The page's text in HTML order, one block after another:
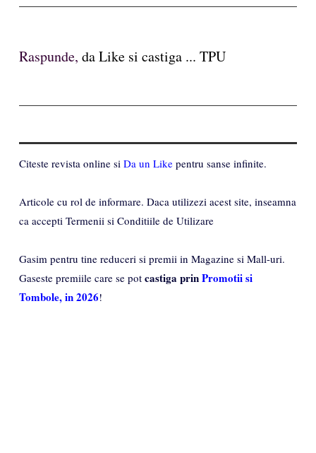
Raspunde, da Like si castiga ... TPU
Citeste revista online si Da un Like pentru sanse infinite.
Articole cu rol de informare. Daca utilizezi acest site, inseamna
ca accepti Termenii si Conditiile de Utilizare
Gasim pentru tine reduceri si premii in Magazine si Mall-uri.
Gaseste premiile care se pot castiga prinPromotii si
Tombole, in 2026!